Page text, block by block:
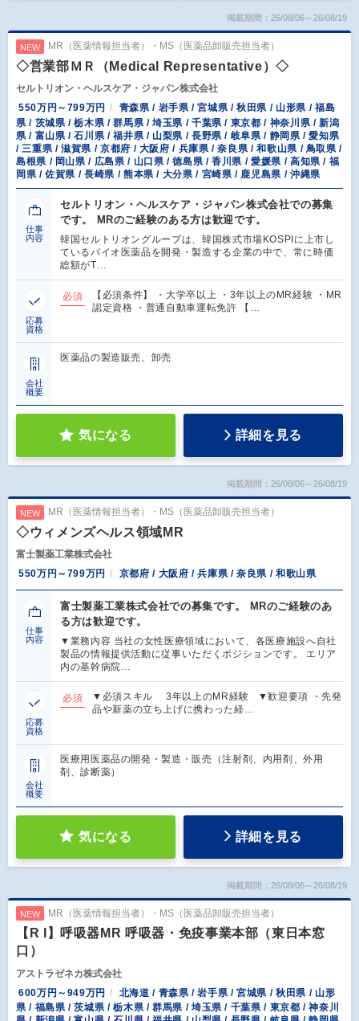
掲載期間：26/08/06～26/08/19
NEW MR（医薬情報担当者）・MS（医薬品卸販売担当者）
◇営業部ＭＲ（Medical Representative）◇
セルトリオン・ヘルスケア・ジャパン株式会社
550万円～799万円
青森県 / 岩手県 / 宮城県 / 秋田県 / 山形県 / 福島
県 / 茨城県 / 栃木県 / 群馬県 / 埼玉県 / 千葉県 / 東京都 / 神奈川県 / 新潟
県 / 富山県 / 石川県 / 福井県 / 山梨県 / 長野県 / 岐阜県 / 静岡県 / 愛知県
/ 三重県 / 滋賀県 / 京都府 / 大阪府 / 兵庫県 / 奈良県 / 和歌山県 / 鳥取県 /
島根県 / 岡山県 / 広島県 / 山口県 / 徳島県 / 香川県 / 愛媛県 / 高知県 / 福
岡県 / 佐賀県 / 長崎県 / 熊本県 / 大分県 / 宮崎県 / 鹿児島県 / 沖縄県
仕事
内容
セルトリオン・ヘルスケア・ジャパン株式会社での募集
です。 MRのご経験のある方は歓迎です。
韓国セルトリオングループは、韓国株式市場KOSPIに上市し
ているバイオ医薬品を開発・製造する企業の中で、常に時価
総額がT…
応募
資格
必須
【必須条件】 ・大学卒以上 ・3年以上のMR経験 ・MR
認定資格 ・普通自動車運転免許 【…
会社
概要
医薬品の製造販売、卸売
気になる 詳細を見る
掲載期間：26/08/06～26/08/19
NEW MR（医薬情報担当者）・MS（医薬品卸販売担当者）
◇ウィメンズヘルス領域MR
富士製薬工業株式会社
550万円～799万円
京都府 / 大阪府 / 兵庫県 / 奈良県 / 和歌山県
仕事
内容
富士製薬工業株式会社での募集です。 MRのご経験のあ
る方は歓迎です。
▼業務内容 当社の女性医療領域において、各医療施設へ自社
製品の情報提供活動に従事いただくポジションです。 エリア
内の基幹病院…
応募
資格
必須
▼必須スキル 3年以上のMR経験 ▼歓迎要項 ・先発
品や新薬の立ち上げに携わった経…
会社
概要
医療用医薬品の開発・製造・販売（注射剤、内用剤、外用
剤、診断薬）
気になる 詳細を見る
掲載期間：26/08/06～26/08/19
NEW MR（医薬情報担当者）・MS（医薬品卸販売担当者）
【R I】呼吸器MR 呼吸器・免疫事業本部（東日本窓
口）
アストラゼネカ株式会社
600万円～949万円
北海道 / 青森県 / 岩手県 / 宮城県 / 秋田県 / 山形
県 / 福島県 / 茨城県 / 栃木県 / 群馬県 / 埼玉県 / 千葉県 / 東京都 / 神奈川